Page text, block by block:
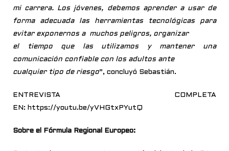
mi carrera. Los jóvenes, debemos aprender a usar de
forma adecuada las herramientas tecnológicas para
evitar exponernos a muchos peligros, organizar
el tiempo que las utilizamos y mantener una
comunicación confiable con los adultos ante
cualquier tipo de riesgo”, concluyó Sebastián.
ENTREVISTA COMPLETA
EN: https://youtu.be/yVHGtxPYutQ
Sobre el Fórmula Regional Europeo: